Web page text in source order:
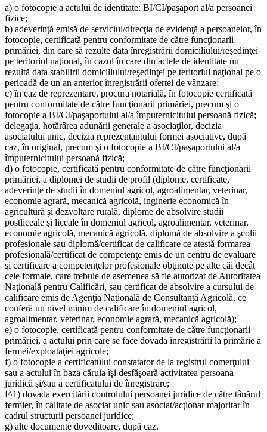
a) o fotocopie a actului de identitate: BI/CI/paşaport al/a persoanei
fizice;
b) adeverinţă emisă de serviciul/direcţia de evidenţă a persoanelor, în
fotocopie, certificată pentru conformitate de către funcţionarii
primăriei, din care să rezulte data înregistrării domiciliului/reşedinţei
pe teritoriul naţional, în cazul în care din actele de identitate nu
rezultă data stabilirii domiciliului/reşedinţei pe teritoriul naţional pe o
perioadă de un an anterior înregistrării ofertei de vânzare;
c) în caz de reprezentare, procura notarială, în fotocopie certificată
pentru conformitate de către funcţionarii primăriei, precum şi o
fotocopie a BI/CI/paşaportului al/a împuternicitului persoană fizică;
delegaţia, hotărârea adunării generale a asociaţilor, decizia
asociatului unic, decizia reprezentantului formei asociative, după
caz, în original, precum şi o fotocopie a BI/CI/paşaportului al/a
împuternicitului persoană fizică;
d) o fotocopie, certificată pentru conformitate de către funcţionarii
primăriei, a diplomei de studii de profil (diplome, certificate,
adeverinţe de studii în domeniul agricol, agroalimentar, veterinar,
economie agrară, mecanică agricolă, inginerie economică în
agricultură şi dezvoltare rurală, diplome de absolvire studii
postliceale şi liceale în domeniul agricol, agroalimentar, veterinar,
economie agricolă, mecanică agricolă, diplomă de absolvire a şcolii
profesionale sau diplomă/certificat de calificare ce atestă formarea
profesională/certificat de competenţe emis de un centru de evaluare
şi certificare a competenţelor profesionale obţinute pe alte căi decât
cele formale, care trebuie de asemenea să fie autorizat de Autoritatea
Naţională pentru Calificări, sau certificat de absolvire a cursului de
calificare emis de Agenţia Naţională de Consultanţă Agricolă, ce
conferă un nivel minim de calificare în domeniul agricol,
agroalimentar, veterinar, economie agrară, mecanică agricolă);
e) o fotocopie, certificată pentru conformitate de către funcţionarii
primăriei, a actului prin care se face dovada înregistrării la primărie a
fermei/exploataţiei agricole;
f) o fotocopie a certificatului constatator de la registrul comerţului
sau a actului în baza căruia îşi desfăşoară activitatea persoana
juridică şi/sau a certificatului de înregistrare;
f^1) dovada exercitării controlului persoanei juridice de către tânărul
fermier, în calitate de asociat unic sau asociat/acţionar majoritar în
cadrul structurii persoanei juridice;
g) alte documente doveditoare, după caz.